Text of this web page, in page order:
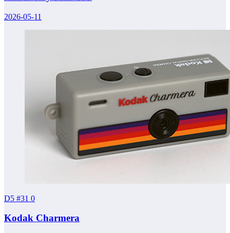
2026-05-11
D5 #31 0
Kodak Charmera